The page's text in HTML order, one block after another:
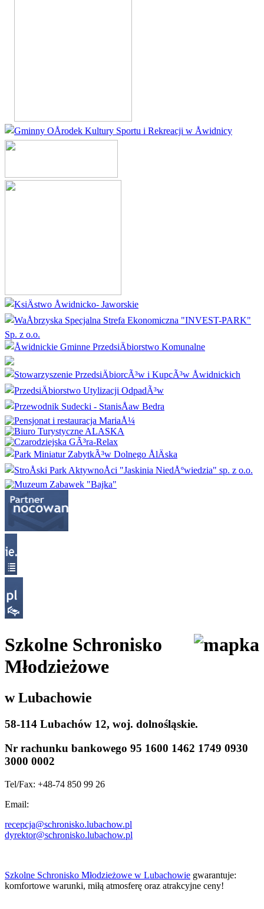
Szkolne Schronisko
Młodzieżowe
w Lubachowie
58-114 Lubachów 12, woj. dolnośląskie.
Nr rachunku bankowego 95 1600 1462 1749 0930
3000 0002
Tel/Fax: +48-74 850 99 26
Email:
recepcja@schronisko.lubachow.pl
dyrektor@schronisko.lubachow.pl
Szkolne Schronisko Młodzieżowe w Lubachowie gwarantuje:
komfortowe warunki, miłą atmosferę oraz atrakcyjne ceny!